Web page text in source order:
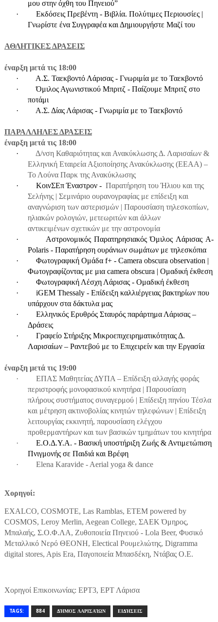
μου στην όχθη του Πηνειού”
·
Εκδόσεις Πρεβέντη - Βιβλία. Πολύτιμες Περιουσίες |
Γνωρίστε ένα Συγγραφέα και Δημιουργήστε Μαζί του
ΑΘΛΗΤΙΚΕΣ ΔΡΑΣΕΙΣ
έναρξη μετά τις 18:00
·
Α.Σ. Ταεκβοντό Λάρισας - Γνωριμία με το Ταεκβοντό
·
Όμιλος Αγωνιστικού Μπριτζ - Παίζουμε Μπριτζ στο
ποτάμι
·
Α.Σ. Δίας Λάρισας - Γνωριμία με το Ταεκβοντό
ΠΑΡΑΛΛΗΛΕΣ ΔΡΑΣΕΙΣ
έναρξη μετά τις 18:00
·
Δ/νση Καθαριότητας και Ανακύκλωσης Δ. Λαρισαίων &
Ελληνική Εταιρεία Αξιοποίησης Ανακύκλωσης (ΕΕΑΑ) –
Το Λούνα Παρκ της Ανακύκλωσης
·
ΚοινΣΕπ Έναστρον - Παρατήρηση του Ήλιου και της
Σελήνης | Σεμινάριο ουρανογραφίας με επίδειξη και
αναγνώριση των αστερισμών | Παρουσίαση τηλεσκοπίων,
ηλιακών ρολογιών, μετεωριτών και άλλων
αντικειμένων σχετικών με την αστρονομία
·
Αστρονομικός Παρατηρησιακός Όμιλος Λάρισας A-
Polaris - Παρατήρηση ουράνιων σωμάτων με τηλεσκόπια
·
Φωτογραφική Ομάδα f+ - Camera obscura observation |
Φωτογραφίζοντας με μια camera obscura | Ομαδική έκθεση
·
Φωτογραφική Λέσχη Λάρισας - Ομαδική έκθεση
·
iGEM Thessaly- Επίδειξη καλλιέργειας βακτηρίων που
υπάρχουν στα δάκτυλα μας
·
Ελληνικός Ερυθρός Σταυρός παράρτημα Λάρισας –
Δράσεις
·
Γραφείο Στήριξης Μικροεπιχειρηματικότητας Δ.
Λαρισαίων – Ραντεβού με το Επιχειρείν και την Εργασία
έναρξη μετά τις19:00
·
ΕΠΑΣ Μαθητείας ΔΥΠΑ – Επίδειξη αλλαγής φοράς
περιστροφής μονοφασικού κινητήρα | Παρουσίαση
πλήρους συστήματος συναγερμού | Επίδειξη πηνίου Τέσλα
και μέτρηση ακτινοβολίας κινητών τηλεφώνων | Επίδειξη
λειτουργίας εκκινητή, παρουσίαση ελέγχου
προθερμαντήρων και των βασικών τμημάτων του κινητήρα
·
Ε.Ο.Δ.Υ.Α. - Βασική υποστήριξη Ζωής & Αντιμετώπιση
Πνιγμονής σε Παιδιά και Βρέφη
·
Elena Karavide - Aerial yoga & dance
Χορηγοί:
EXALCO, COSMOTE, Las Ramblas, ETEM powered by
COSMOS, Leroy Merlin, Aegean College, ΣΑΕΚ Όμηρος,
Μπαλαής, Σ.Ο.Φ.ΛΑ, Ζυθοποιεία Πηνειού - Lola Beer, Φυσικό
Μεταλλικό Νερό ΘΕΟΝΗ, Electical Ρουμελιώτης, Digramma
digital stores, Apis Era, Παγοποιεία Μπασδέκη, Ντάβας Ο.Ε.
Χορηγοί Επικοινωνίας: ΕΡΤ3, ΕΡΤ Λάρισα
TAGS: 884 ΔΉΜΟΣ ΛΑΡΙΣΑΊΩΝ ΕΙΔΉΣΕΙΣ